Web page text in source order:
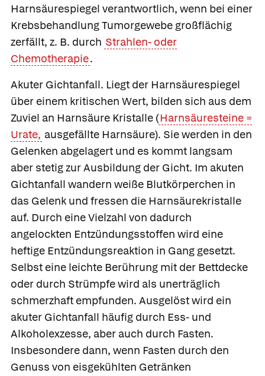
Harnsäurespiegel verantwortlich, wenn bei einer
Krebsbehandlung Tumorgewebe großflächig
zerfällt, z. B. durch Strahlen- oder
Chemotherapie.
Akuter Gichtanfall. Liegt der Harnsäurespiegel
über einem kritischen Wert, bilden sich aus dem
Zuviel an Harnsäure Kristalle (Harnsäuresteine =
Urate, ausgefällte Harnsäure). Sie werden in den
Gelenken abgelagert und es kommt langsam
aber stetig zur Ausbildung der Gicht. Im akuten
Gichtanfall wandern weiße Blutkörperchen in
das Gelenk und fressen die Harnsäurekristalle
auf. Durch eine Vielzahl von dadurch
angelockten Entzündungsstoffen wird eine
heftige Entzündungsreaktion in Gang gesetzt.
Selbst eine leichte Berührung mit der Bettdecke
oder durch Strümpfe wird als unerträglich
schmerzhaft empfunden. Ausgelöst wird ein
akuter Gichtanfall häufig durch Ess- und
Alkoholexzesse, aber auch durch Fasten.
Insbesondere dann, wenn Fasten durch den
Genuss von eisgekühlten Getränken